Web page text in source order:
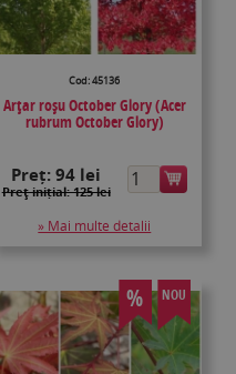
Cod: 45136
Arțar roșu October Glory (Acer
rubrum October Glory)
Preț:94 lei
Preţ inițial: 125 lei
» Mai multe detalii
% NOU